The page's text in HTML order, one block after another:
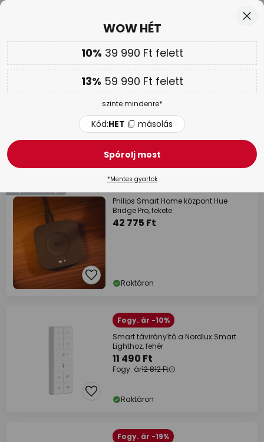
Továbbáakár 13 % kedvezmény!
Kód:HET másolás
WOW HÉT |Akár 70 %
Smart Home átjárók / hidak
9 tételek Szűrő
Philips Smart Home központ Hue
Bridge Pro, fekete
42 775 Ft
Raktáron
Fogy. ár -10%
Smart távirányító a Nordlux Smart
Lighthoz, fehér
11 490 Ft
Fogy. ár12 812 Ft
Raktáron
Fogy. ár -19%
WOW HÉT
10% 39 990 Ft felett
13% 59 990 Ft felett
szinte mindenre*
Kód:HET másolás
Spórolj most
*Mentes gyartok